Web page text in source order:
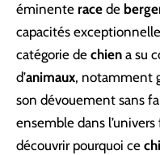
éminente race de
capacités
catégorie de chien a su
d’animaux, notamment
son dévouement sans
ensemble dans
découvrir pourquoi ce